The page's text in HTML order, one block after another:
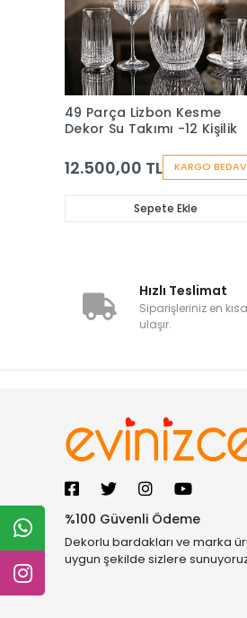
KARGO
49 Parça Lizbon Kesme
Dekor Su Takımı -12 Kişilik
12.500,00 TL
Sepete Ekle
Hızlı Teslimat
Siparişleriniz en
ulaşır.
%100 Güvenli Ödeme
Dekorlu bardakları ve marka
uygun şekilde sizlere